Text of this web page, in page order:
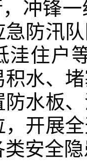
冲锋
防汛队
洼住户
水、
防水板
，开展
类安全